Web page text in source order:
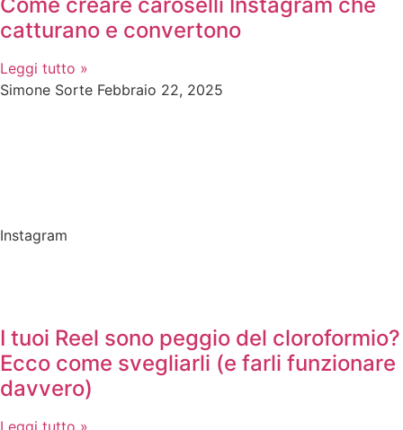
catturano e convertono
Leggi tutto »
Simone Sorte Febbraio 22, 2025
Instagram
I tuoi Reel sono peggio del cloroformio?
Ecco come svegliarli (e farli funzionare
davvero)